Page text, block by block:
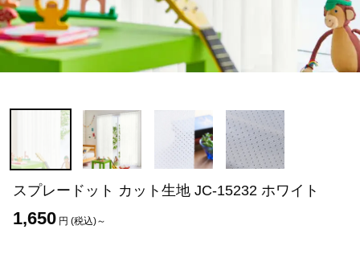
スプレードット カット生地 JC-15232 ホワイト
1,650 円 (税込)～